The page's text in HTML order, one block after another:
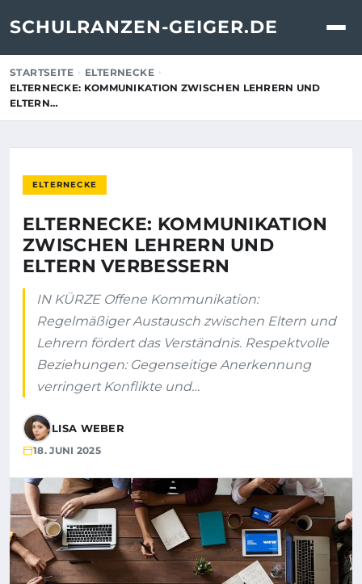
SCHULRANZEN-GEIGER.DE
STARTSEITE
ELTERNECKE
ELTERNECKE: KOMMUNIKATION ZWISCHEN LEHRERN UND
ELTERN…
ELTERNECKE
ELTERNECKE: KOMMUNIKATION
ZWISCHEN LEHRERN UND
ELTERN VERBESSERN
IN KÜRZE Offene Kommunikation:
Regelmäßiger Austausch zwischen Eltern und
Lehrern fördert das Verständnis. Respektvolle
Beziehungen: Gegenseitige Anerkennung
verringert Konflikte und…
LISA WEBER
18. JUNI 2025